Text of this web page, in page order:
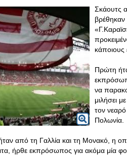
Σκάουτς
κάποιους
Πρώτη
να
μιλήσει
τον
Πολωνία.
από τη Γαλλία και τη Μονακό, η
ήρθε εκπρόσωπος για ακόμα μία